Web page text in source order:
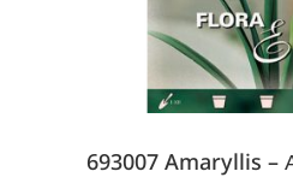
693007 Amaryllis –